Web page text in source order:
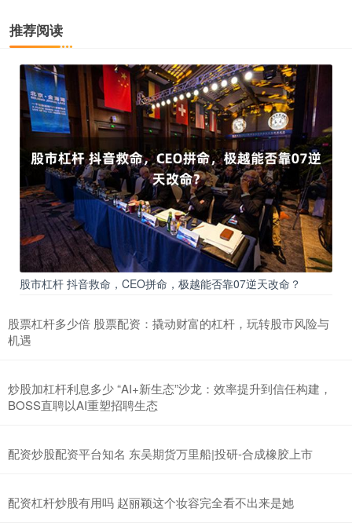
推荐阅读
股市杠杆 抖音救命，CEO拼命，极越能否靠07逆天改命？
股票杠杆多少倍 股票配资：撬动财富的杠杆，玩转股市风险与
机遇
炒股加杠杆利息多少 “AI+新生态”沙龙：效率提升到信任构建，
BOSS直聘以AI重塑招聘生态
配资炒股配资平台知名 东吴期货万里船|投研-合成橡胶上市
配资杠杆炒股有用吗 赵丽颖这个妆容完全看不出来是她 ​​​